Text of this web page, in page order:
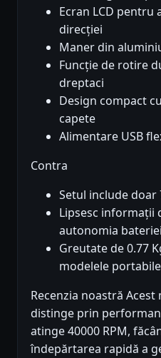
Ecran LCD pentru
direcției
Maner din
Funcție de rotire
dreptaci
Design compact
capete
Alimentare USB
Contra
Setul include doar
Lipsesc informații
autonomia bateriei
Greutate de 0.77
modelele portabile
Recenzia noastră
distinge prin
atinge 40000 RPM,
îndepărtarea rapidă a